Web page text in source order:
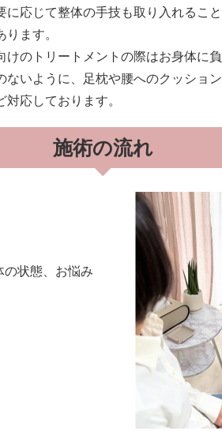
に応じて整体の手技も取り入れること
ります。
けのトリートメントの際はお身体に負
ないように、足枕や腰へのクッション
対応しております。
施術の流れ
状態、お悩み